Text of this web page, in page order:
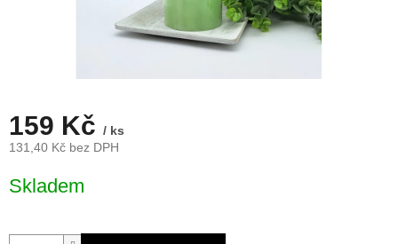
159 Kč / ks
131,40 Kč bez DPH
cena:
Skladem